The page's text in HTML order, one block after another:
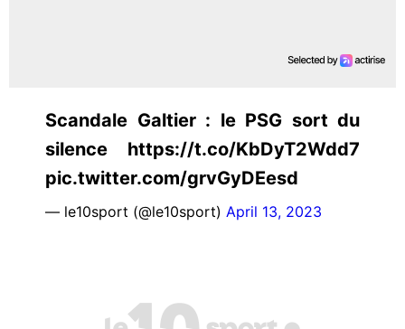
Scandale Galtier : le PSG sort du
silence https://t.co/KbDyT2Wdd7
pic.twitter.com/grvGyDEesd
— le10sport (@le10sport) April 13, 2023